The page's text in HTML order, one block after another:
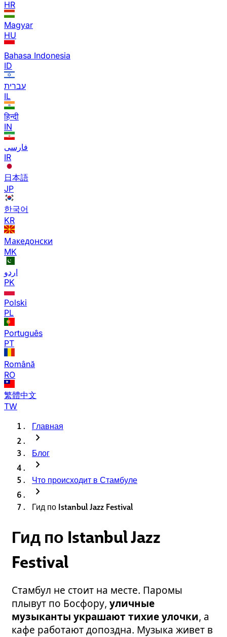
HR
Magyar
HU
Bahasa Indonesia
ID
עברית
IL
हिन्दी
IN
فارسی
IR
日本語
JP
한국어
KR
Македонски
MK
اردو
PK
Polski
PL
Português
PT
Română
RO
繁體中文
TW
Главная
chevron_right
Блог
chevron_right
Что происходит в Стамбуле
chevron_right
Гид по Istanbul Jazz Festival
Гид по Istanbul Jazz
Festival
Стамбул не стоит на месте. Паромы
плывут по Босфору, уличные
музыканты украшают тихие улочки, а
кафе работают допоздна. Музыка живет в